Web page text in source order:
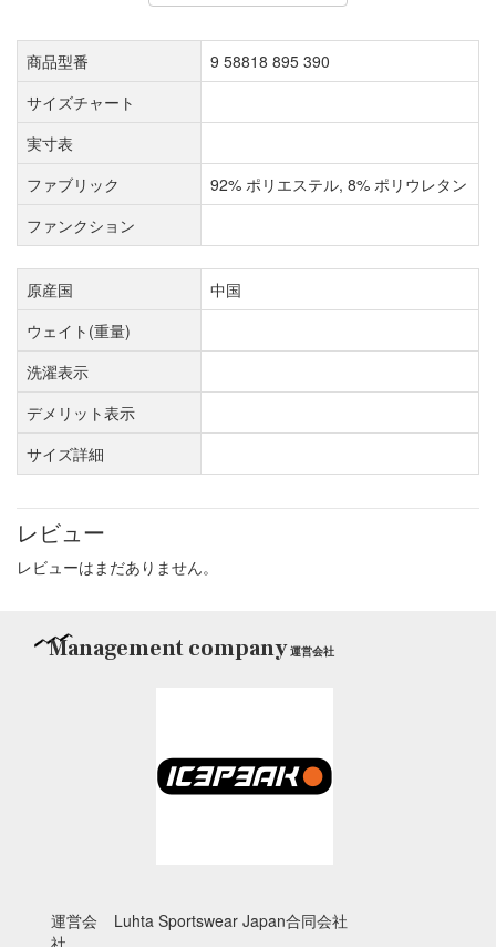
商品型番
9 58818 895 390
サイズチャート
実寸表
ファブリック
92% ポリエステル, 8% ポリウレタン
ファンクション
原産国
中国
ウェイト(重量)
洗濯表示
デメリット表示
サイズ詳細
レビュー
レビューはまだありません。
Management company運営会社
運営会
社
Luhta Sportswear Japan合同会社